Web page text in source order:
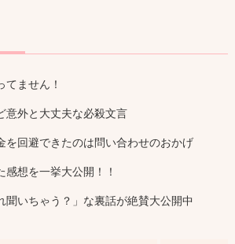
てません！
外と大丈夫な必殺文言
を回避できたのは問い合わせのおかげ
感想を一挙大公開！！
聞いちゃう？」な裏話が絶賛大公開中